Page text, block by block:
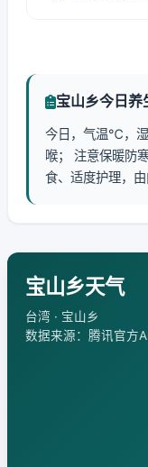
宝山乡今日养
今日，气温℃，湿
喉； 注意保暖防
食、适度护理，由
宝山乡天气
台湾 · 宝山乡
数据来源：腾讯官方